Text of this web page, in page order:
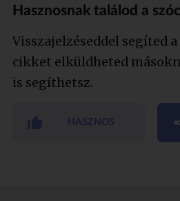
Hasznosnak találod a
Visszajelzéseddel segíted
cikket elküldheted
is segíthetsz.
HASZNOS